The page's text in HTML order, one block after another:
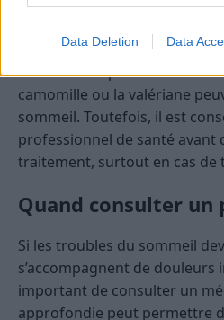
Data Deletion Data
Considérer des
médicamenteuses
Certains compléments
camomille ou la valériane
sommeil. Toutefois, il est
professionnel de santé avant
traitement, surtout en cas de
Quand consulter un
Si les troubles du sommeil
s’accompagnent de
important de consulter un
approfondie peut permettre